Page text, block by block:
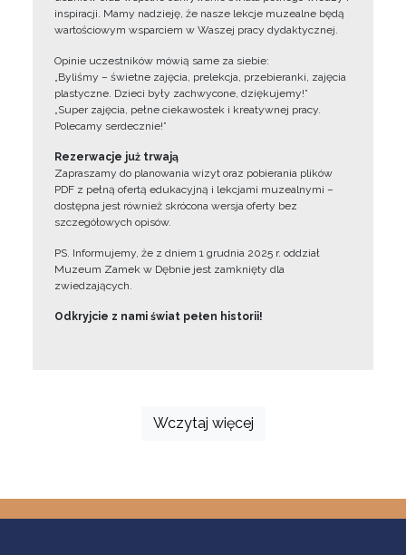
inspiracji. Mamy nadzieję, że nasze lekcje muzealne będą
wartościowym wsparciem w Waszej pracy dydaktycznej.
Opinie uczestników mówią same za siebie:
„Byliśmy – świetne zajęcia, prelekcja, przebieranki, zajęcia
plastyczne. Dzieci były zachwycone, dziękujemy!”
„Super zajęcia, pełne ciekawostek i kreatywnej pracy.
Polecamy serdecznie!”
Rezerwacje już trwają
Zapraszamy do planowania wizyt oraz pobierania plików
PDF z pełną ofertą edukacyjną i lekcjami muzealnymi –
dostępna jest również skrócona wersja oferty bez
szczegółowych opisów.
PS. Informujemy, że z dniem 1 grudnia 2025 r. oddział
Muzeum Zamek w Dębnie jest zamknięty dla
zwiedzających.
Odkryjcie z nami świat pełen historii!
Wczytaj więcej